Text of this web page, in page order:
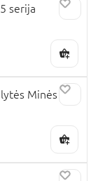
serija
Minės